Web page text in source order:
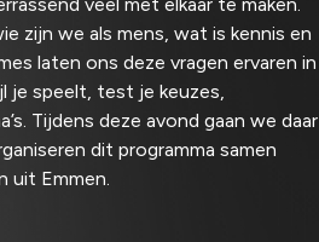
zijn we als mens, wat is kennis en
laten ons deze vragen ervaren in
je speelt, test je keuzes,
Tijdens deze avond gaan we daar
dit programma samen
uit Emmen.